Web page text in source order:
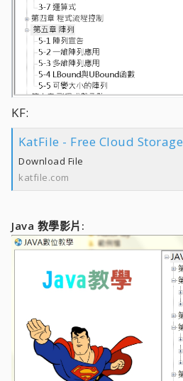
KF:
KatFile - Free Cloud Storage
Download File
katfile.com
Java 教學影片: